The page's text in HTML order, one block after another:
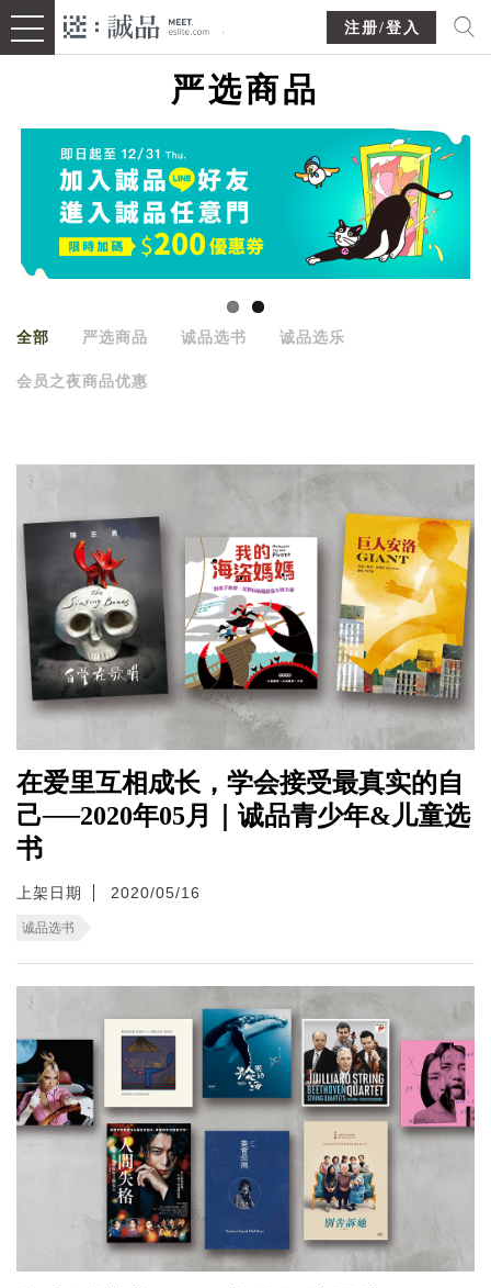
注册/登入
严选商品
全部 严选商品 诚品选书 诚品选乐
会员之夜商品优惠
在爱里互相成长，学会接受最真实的自
己──2020年05月｜诚品青少年&儿童选
书
上架日期 2020/05/16
诚品选书